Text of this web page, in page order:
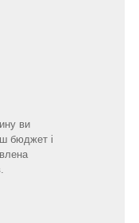
ви
бюджет і